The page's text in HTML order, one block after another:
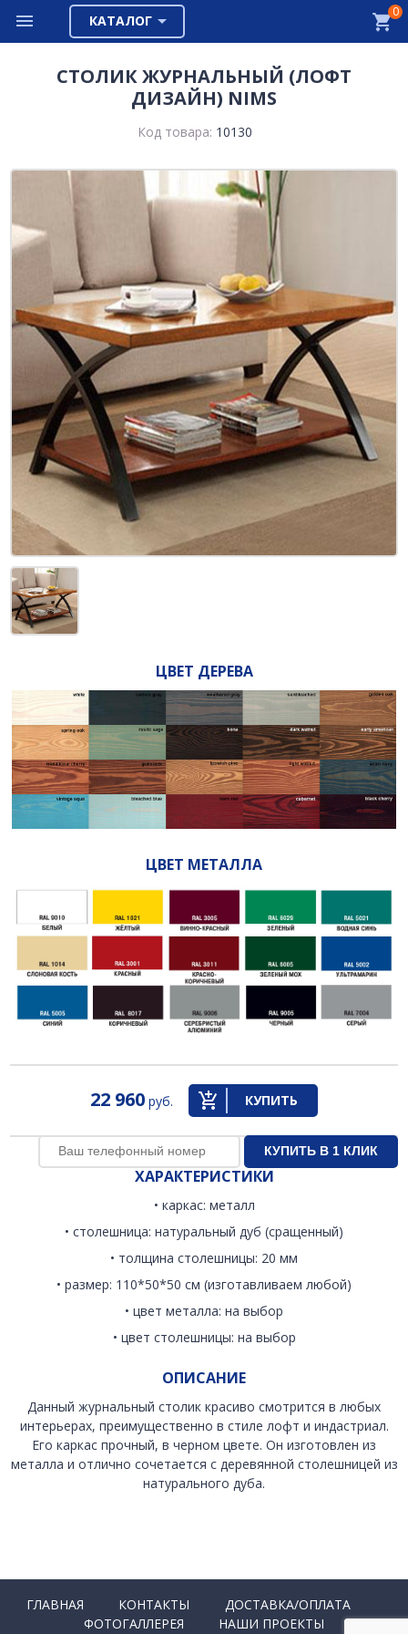
КАТАЛОГ
0
СТОЛИК ЖУРНАЛЬНЫЙ (ЛОФТ
ДИЗАЙН) NIMS
Код товара: 10130
ЦВЕТ ДЕРЕВА
ЦВЕТ МЕТАЛЛА
22 960 руб. КУПИТЬ
ХАРАКТЕРИСТИКИ
• каркас: металл
• столешница: натуральный дуб (сращенный)
• толщина столешницы: 20 мм
• размер: 110*50*50 см (изготавливаем любой)
• цвет металла: на выбор
• цвет столешницы: на выбор
ОПИСАНИЕ
Данный журнальный столик красиво смотрится в любых
интерьерах, преимущественно в стиле лофт и индастриал.
Его каркас прочный, в черном цвете. Он изготовлен из
металла и отлично сочетается с деревянной столешницей из
натурального дуба.
ГЛАВНАЯ КОНТАКТЫ
ДОСТАВКА/ОПЛАТА
ФОТОГАЛЛЕРЕЯ
НАШИ ПРОЕКТЫ